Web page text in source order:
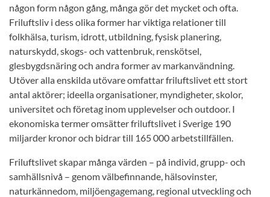
någon form någon gång, många gör det mycket och ofta.
Friluftsliv i dess olika former har viktiga relationer till
folkhälsa, turism, idrott, utbildning, fysisk planering,
naturskydd, skogs- och vattenbruk, renskötsel,
glesbygdsnäring och andra former av markanvändning.
Utöver alla enskilda utövare omfattar friluftslivet ett stort
antal aktörer; ideella organisationer, myndigheter, skolor,
universitet och företag inom upplevelser och outdoor. I
ekonomiska termer omsätter friluftslivet i Sverige 190
miljarder kronor och bidrar till 165 000 arbetstillfällen.
Friluftslivet skapar många värden – på individ, grupp- och
samhällsnivå – genom välbefinnande, hälsovinster,
naturkännedom, miljöengagemang, regional utveckling och